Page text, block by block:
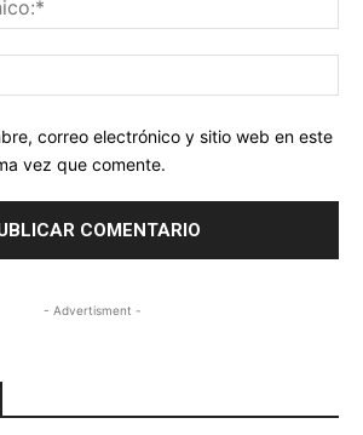
correo electrónico y sitio web en este
vez que comente.
- Advertisment -